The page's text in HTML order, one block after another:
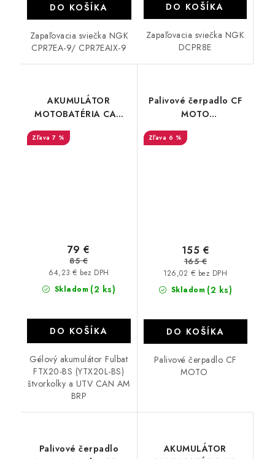
DO KOŠÍKA
Zapaľovacia sviečka NGK
CPR7EA-9/ CPR7EAIX-9
DO KOŠÍKA
Zapaľovacia sviečka NGK
DCPR8E
AKUMULÁTOR
MOTOBATÉRIA CAN
AM OUTLANDER
RENEGADE
7 %
Skladom (2 ks)
64,23 € bez DPH
79 €
85 €
DO KOŠÍKA
Gélový akumulátor Fulbat
FTX20-BS (YTX20L-BS)
štvorkolky a UTV CAN AM
BRP
Palivové čerpadlo CF
MOTO
450/520/550/600/625
901F-150900
6 %
Skladom (2 ks)
126,02 € bez DPH
155 €
165 €
DO KOŠÍKA
Palivové čerpadlo CF
MOTO
Palivové čerpadlo
AKUMULÁTOR